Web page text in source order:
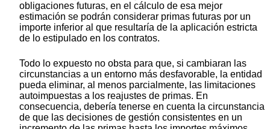
obligaciones futuras, en el cálculo de esa mejor
estimación se podrán considerar primas futuras por un
importe inferior al que resultaría de la aplicación estricta
de lo estipulado en los contratos.
Todo lo expuesto no obsta para que, si cambiaran las
circunstancias a un entorno más desfavorable, la entidad
pueda eliminar, al menos parcialmente, las limitaciones
autoimpuestas a los reajustes de primas. En
consecuencia, debería tenerse en cuenta la circunstancia
de que las decisiones de gestión consistentes en un